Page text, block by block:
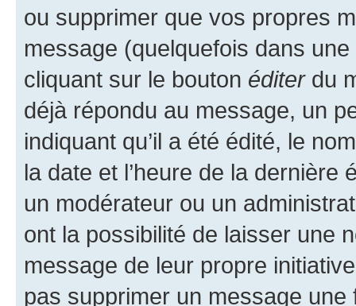
ou supprimer que vos propres
message (quelquefois dans
cliquant sur le bouton éditerdu
déjà répondu au message, un
indiquant qu’il a été édité, le
la date et l’heure de la dernière
un modérateur ou un
ont la possibilité de laisser une
message de leur propre
pas supprimer un message une